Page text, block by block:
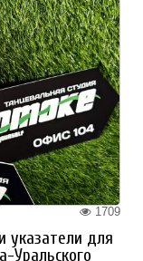
1709
указатели для
Уральского